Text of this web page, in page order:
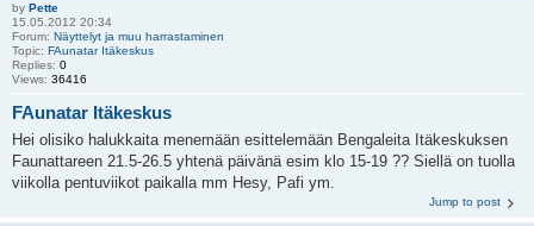
by Pette
15.05.2012 20:34
Forum: Näyttelyt ja muu harrastaminen
Topic: FAunatar Itäkeskus
Replies: 0
Views: 36416
FAunatar Itäkeskus
Hei olisiko halukkaita menemään esittelemään Bengaleita Itäkeskuksen
Faunattareen 21.5-26.5 yhtenä päivänä esim klo 15-19 ?? Siellä on tuolla
viikolla pentuviikot paikalla mm Hesy, Pafi ym.
Jump to post